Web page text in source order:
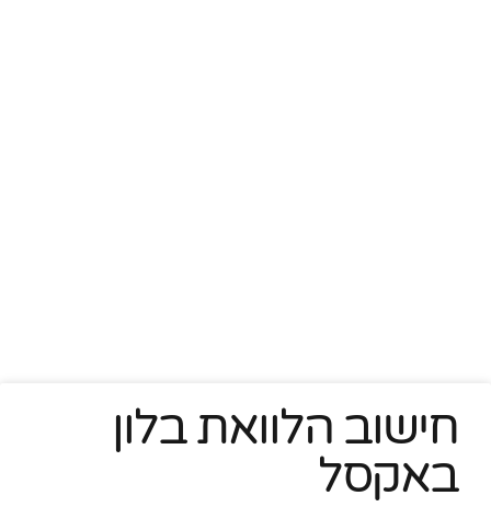
חישוב הלוואת בלון
באקסל